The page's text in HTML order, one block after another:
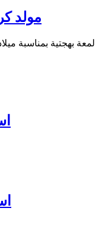
مولد
لمعة بهجتية بمناسبة